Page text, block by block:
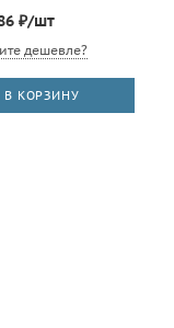
₽/шт
дешевле?
В КОРЗИНУ